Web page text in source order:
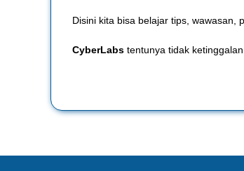
Disini kita bisa belajar tips, wawasan,
CyberLabs tentunya tidak